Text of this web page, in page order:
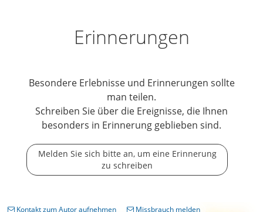
Erinnerungen
Besondere Erlebnisse und Erinnerungen sollte
man teilen.
Schreiben Sie über die Ereignisse, die Ihnen
besonders in Erinnerung geblieben sind.
Melden Sie sich bitte an, um eine Erinnerung
zu schreiben
Kontakt zum Autor aufnehmen Missbrauch melden